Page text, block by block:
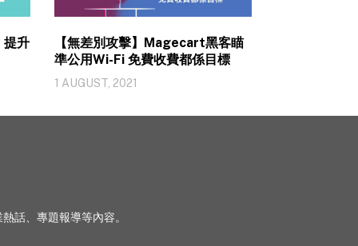
提升
【無差別攻擊】Magecart黑客瞄
準公用Wi-Fi 免費收費都係目標
1 AUGUST, 2021
話、專題報導等內容。